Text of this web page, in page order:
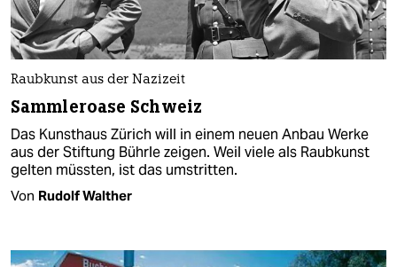
Raubkunst aus der Nazizeit
Sammleroase Schweiz
Das Kunsthaus Zürich will in einem neuen Anbau Werke
aus der Stiftung Bührle zeigen. Weil viele als Raubkunst
gelten müssten, ist das umstritten.
Von Rudolf Walther